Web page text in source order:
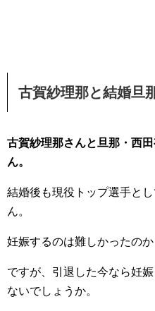
古賀紗理那と結婚旦
古賀紗理那さんと旦那・西
ん。
結婚後も現役トップ選手と
ん。
妊娠するのは難しかったのか
ですが、引退した今なら妊
ないでしょうか。